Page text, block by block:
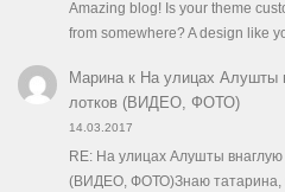
Amazing blog! Is your theme
from somewhere? A design like
Маринак На улицах Алушты
лотков (ВИДЕО, ФОТО)
14.03.2017
RE: На улицах Алушты внаглую
(ВИДЕО, ФОТО)Знаю татарина,